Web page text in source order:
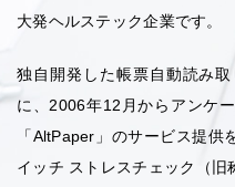
大発ヘルステック企業です。
独自開発した帳票自動読み
に、2006年12月からアンケ
「AltPaper」のサービス提
イッチ ストレスチェック（